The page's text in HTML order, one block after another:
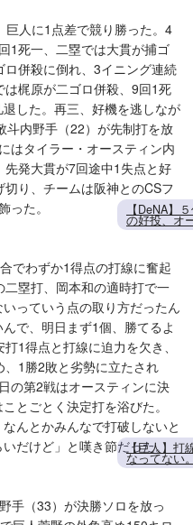
人に1点差で競り勝った。4
1死一、二塁では大貫が捕ゴ
併殺に倒れ、3イニング連続
梶原が二ゴロ併殺、9回1死
した。再三、好機を逃しなが
斗内野手（22）が先制打を放
はタイラー・オースティン内
発大貫が7回途中1失点と好
り、チームは阪神とのCSフ
った。
【DeNA】
の好投、オ
でわずか1得点の打線に奮起
塁打、岡本和の適時打で一
っていう点の取り方だったん
で、明日まず1個、勝てるよ
1得点と打線に迫力を欠き、
1勝2敗と劣勢に立たされ
の第2戦はオースティンに決
とごとく決定打を浴びた。
んとかみんなで打破しないと
だけど」と嘆き節だった。
【巨人】打
なってない
手（33）が決勝ソロを放っ